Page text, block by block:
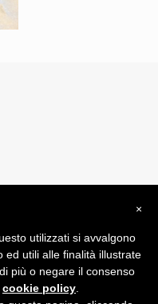
Misura srl
Terms and Conditions
×
utilizzati si avvalgono
ed utili alle finalità illustrate
più o negare il consenso
cookie policy